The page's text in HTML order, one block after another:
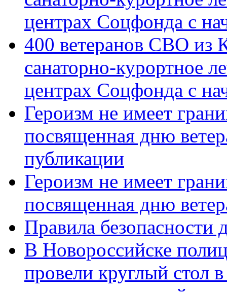
центрах Соцфонда с
400 ветеранов СВО из
санаторно-курортное
центрах Соцфонда с
Героизм не имеет
посвященная дню
публикации
Героизм не имеет
посвященная дню
Правила безопасности
В Новороссийске
провели круглый стол